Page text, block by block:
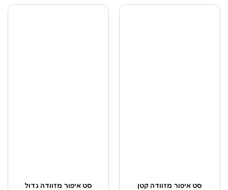
סט איפור מזוודה גדול סט איפור מזוודה קטן